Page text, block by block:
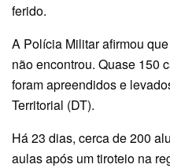
ferido.
A Polícia Militar afirmou
não encontrou. Quase 150
foram apreendidos e
Territorial (DT).
Há 23 dias, cerca de 200
aulas após um tiroteio na